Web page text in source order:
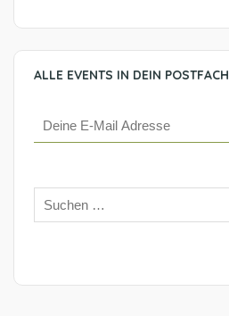
ALLE EVENTS IN DEIN POSTFACH